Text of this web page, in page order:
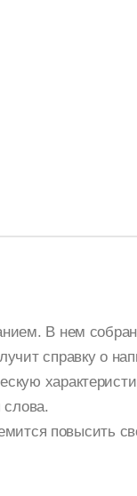
В нем
справку о
слова.
повысить